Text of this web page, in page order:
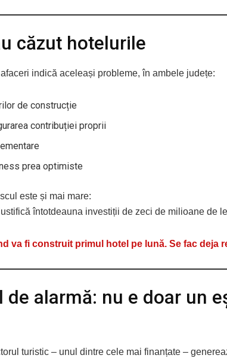
căzut hotelurile
indică aceleași probleme, în ambele județe:
de construcție
contribuției proprii
prea optimiste
este și mai mare:
întotdeauna investiții de zeci de milioane de
va fi construit primul hotel pe lună. Se fac deja
de alarmă: nu e doar un
turistic – unul dintre cele mai finanțate –